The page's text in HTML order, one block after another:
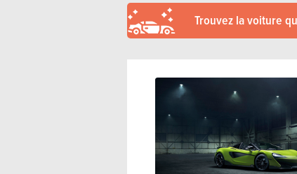
Trouvez la voiture